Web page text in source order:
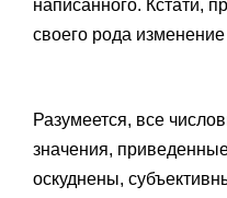
написанного. Кстати,
своего рода
Разумеется, все
значения,
оскуднены,